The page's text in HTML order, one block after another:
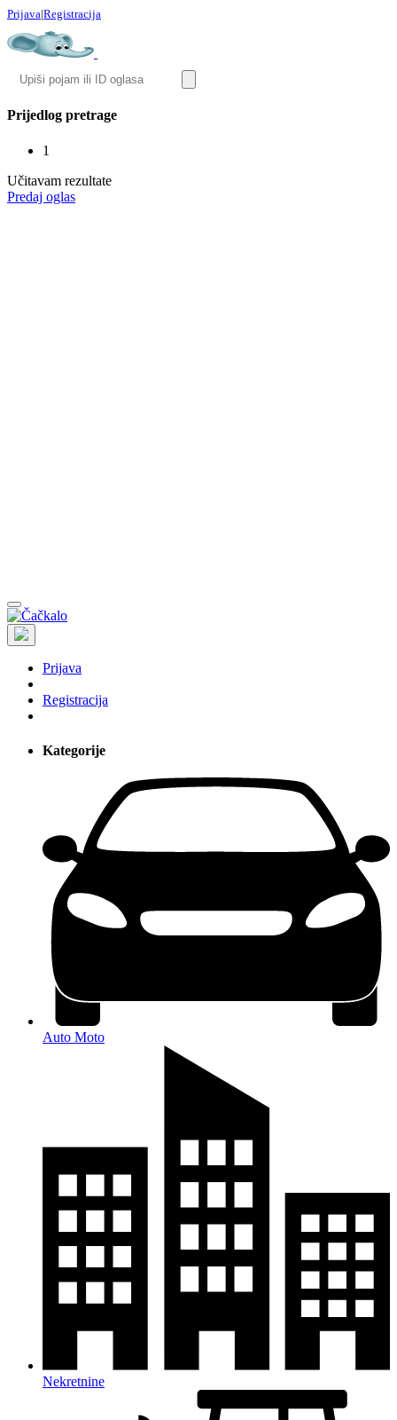
Prijava|Registracija
Prijedlog pretrage
1
Učitavam rezultate
Predaj oglas
Prijava
Registracija
Kategorije
Auto Moto
Nekretnine